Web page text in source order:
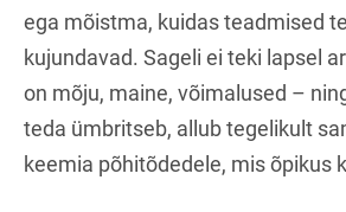
ega mõistma, kuidas teadmised
kujundavad. Sageli ei teki lapsel
on mõju, maine, võimalused –
teda ümbritseb, allub tegelikult
keemia põhitõdedele, mis õpikus